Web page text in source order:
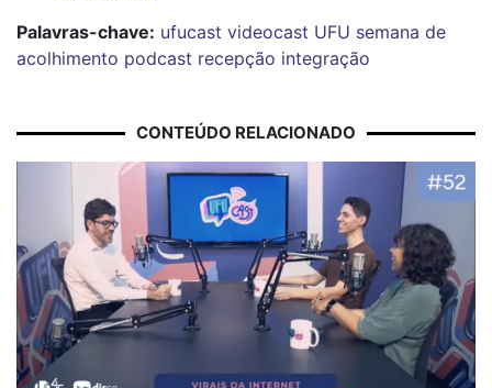
Palavras-chave: ufucast videocast UFU semana de
acolhimento podcast recepção integração
CONTEÚDO RELACIONADO